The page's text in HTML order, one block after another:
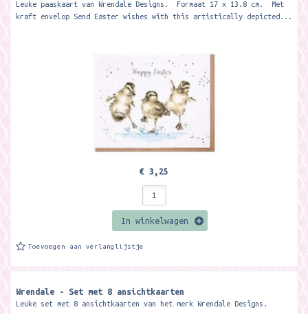
Leuke paaskaart van Wrendale Designs. Formaat 17 x 13.8 cm. Met
kraft envelop Send Easter wishes with this artistically depicted...
€ 3,25
In winkelwagen
Toevoegen aan verlanglijstje
Wrendale - Set met 8 ansichtkaarten
Leuke set met 8 ansichtkaarten van het merk Wrendale Designs.